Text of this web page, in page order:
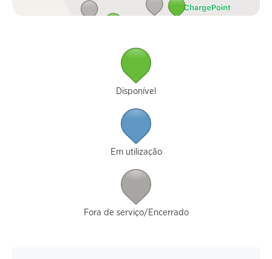
Disponível
Em utilização
Fora de serviço/Encerrado